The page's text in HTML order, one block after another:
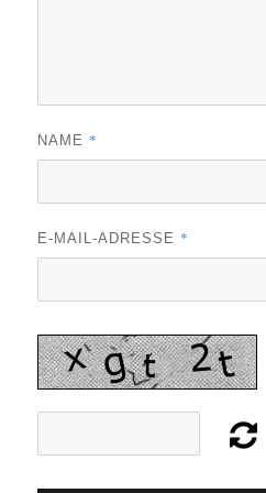
NAME *
E-MAIL-ADRESSE *